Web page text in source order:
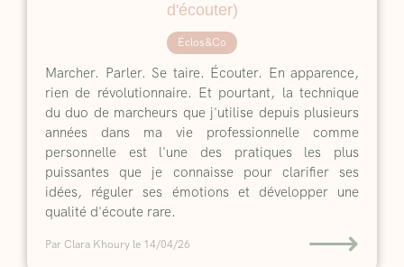
d'écouter)
Éclos&Co
Marcher. Parler. Se taire. Écouter. En apparence,
rien de révolutionnaire. Et pourtant, la technique
du duo de marcheurs que j'utilise depuis plusieurs
années dans ma vie professionnelle comme
personnelle est l'une des pratiques les plus
puissantes que je connaisse pour clarifier ses
idées, réguler ses émotions et développer une
qualité d'écoute rare.
Par Clara Khoury le 14/04/26 ⟶